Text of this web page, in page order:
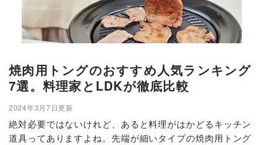
焼肉用トングのおすすめ人気ランキング
7選。料理家とLDKが徹底比較
2024年3月7日更新
絶対必要ではないけれど、あると料理がはかどるキッチン
道具ってありますよね。先端が細いタイプの焼肉用トング